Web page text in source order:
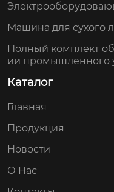
Машина для сухого
Полный комплект
ии промышленного
Каталог
Главная
Продукция
Новости
О Нас